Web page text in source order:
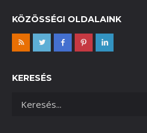
KÖZÖSSÉGI OLDALAINK
KERESÉS